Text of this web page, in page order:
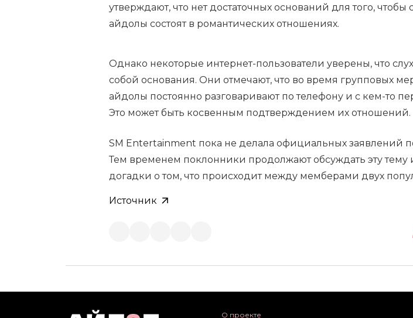
утверждают, что нет достаточных оснований для того, чтобы
айдолы состоят в романтических отношениях.
Однако некоторые интернет-пользователи уверены, что
собой основания. Они отмечают, что во время групповых
айдолы постоянно разговаривают по телефону и с кем-то
Это может быть косвенным подтверждением их отношений.
SM Entertainment пока не делала официальных заявлений
Тем временем поклонники продолжают обсуждать эту тему
догадки о том, что происходит между мемберами двух
Источник
О проекте